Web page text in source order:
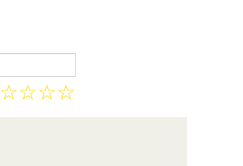
☆
☆
☆
☆